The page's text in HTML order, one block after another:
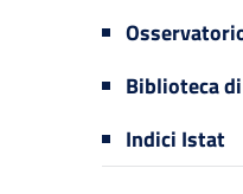
Biblioteca
Indici Istat